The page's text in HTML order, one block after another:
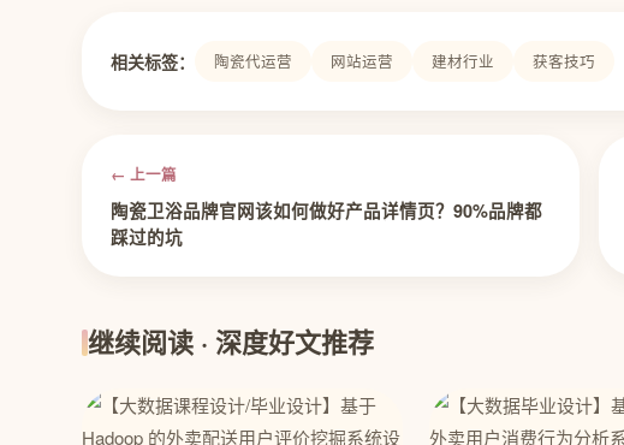
相关标签： 陶瓷代运营 网站运营 建材行业 获客技巧
← 上一篇
陶瓷卫浴品牌官网该如何做好产品详情页？90%品牌都
踩过的坑
继续阅读 · 深度好文推荐